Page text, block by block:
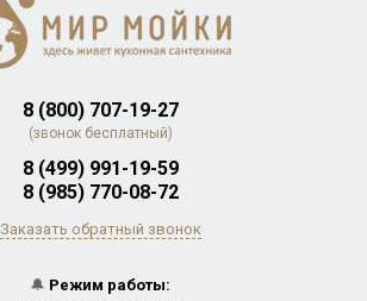
8 (800) 707-19-27
(звонок бесплатный)
8 (499) 991-19-59
8 (985) 770-08-72
Заказать обратный звонок
🔔 Режим работы: